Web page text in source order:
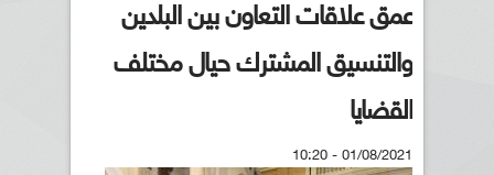
عمق علاقات التعاون بين البلدين
والتنسيق المشترك حيال مختلف
القضايا
01/08/2021 - 10:20